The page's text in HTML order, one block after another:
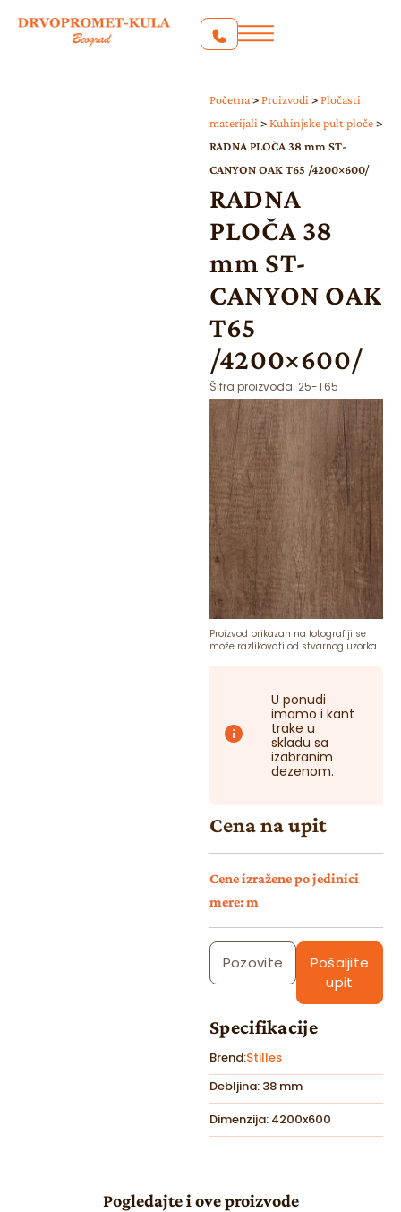
Početna > Proizvodi > Pločasti
materijali > Kuhinjske pult ploče >
RADNA PLOČA 38 mm ST-
CANYON OAK T65 /4200×600/
RADNA
PLOČA 38
mm ST-
CANYON OAK
T65
/4200×600/
Šifra proizvoda: 25-T65
Proizvod prikazan na fotografiji se
može razlikovati od stvarnog uzorka.
U ponudi
imamo i kant
trake u
skladu sa
izabranim
dezenom.
Cena na upit
Cene izražene po jedinici
mere: m
Pozovite
Pošaljite
upit
Specifikacije
Brend:Stilles
Debljina: 38 mm
Dimenzija: 4200x600
Pogledajte i ove proizvode